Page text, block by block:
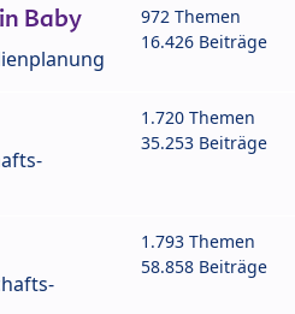
Baby
972 Themen
16.426 Beiträge
1.720 Themen
35.253 Beiträge
1.793 Themen
58.858 Beiträge